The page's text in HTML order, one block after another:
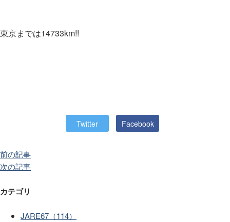
東京までは14733km!!
Twitter Facebook
前の記事
次の記事
カテゴリ
JARE67（114）